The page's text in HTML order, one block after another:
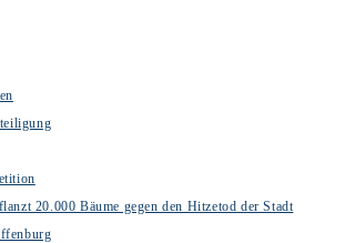
20.000 Bäume gegen den Hitzetod der Stadt